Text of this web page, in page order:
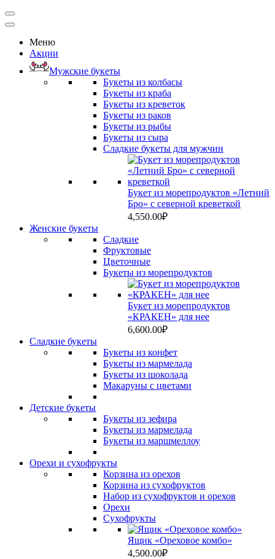
Меню
Акции
Мужские букеты
Букеты из колбасы
Букеты из краба
Букеты из креветок
Букеты из раков
Букеты из рыбы
Букеты из сыра
Сладкие букеты для мужчин
Букет из морепродуктов «Летний
Бро» с северной креветкой
4,550.00₽
Женские букеты
Сладкие
Фруктовые
Цветочные
Букеты из морепродуктов
Букет из морепродуктов
«КРАКЕН» для нее
6,600.00₽
Сладкие букеты
Букеты из конфет
Букеты из мармелада
Букеты из шоколада
Макаруны с цветами
Детские букеты
Букеты из зефира
Букеты из мармелада
Букеты из маршмеллоу
Орехи и сухофрукты
Корзина из орехов
Корзина из сухофруктов
Набор из сухофруктов и орехов
Орехи
Сухофрукты
Ящик «Ореховое комбо»
4,500.00₽